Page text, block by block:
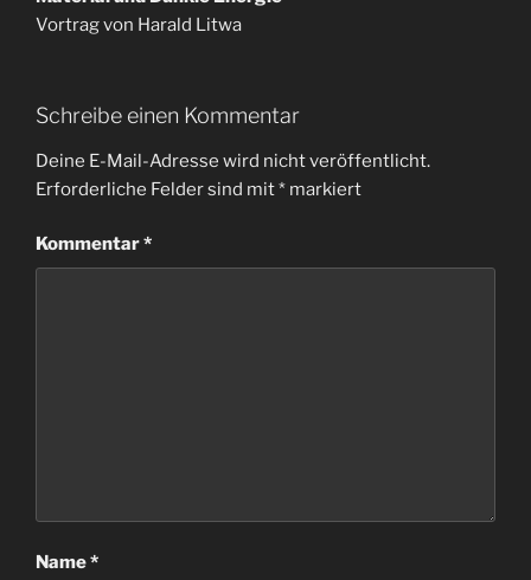
Vortrag von Harald Litwa
Schreibe einen Kommentar
Deine E-Mail-Adresse wird nicht veröffentlicht.
Erforderliche Felder sind mit* markiert
Kommentar*
Name*